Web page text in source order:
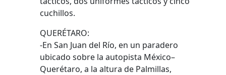
cuchillos.
QUERÉTARO:
-En San Juan del Río, en un paradero
ubicado sobre la autopista México–
Querétaro, a la altura de Palmillas,